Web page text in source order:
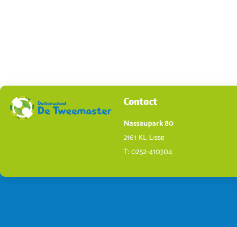
Contact
Nassaupark 80
2161 KL Lisse
T:0252-410304